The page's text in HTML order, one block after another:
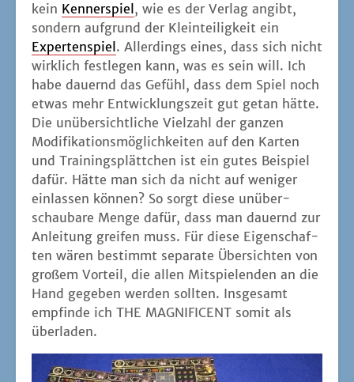
kein Ken­ner­spiel , wie es der Ver­lag angibt,
son­dern auf­grund der Klein­tei­lig­keit ein
Exper­ten­spiel . Aller­dings eines, dass sich nicht
wirk­lich fest­le­gen kann, was es sein will. Ich
habe dau­ernd das Gefühl, dass dem Spiel noch
etwas mehr Ent­wick­lungs­zeit gut getan hät­te.
Die unüber­sicht­li­che Viel­zahl der gan­zen
Modi­fi­ka­ti­ons­mög­lich­kei­ten auf den Kar­ten
und Trai­nings­plätt­chen ist ein gutes Bei­spiel
dafür. Hät­te man sich da nicht auf weni­ger
ein­las­sen kön­nen? So sorgt die­se unüber­
schau­ba­re Men­ge dafür, dass man dau­ernd zur
Anlei­tung grei­fen muss. Für die­se Eigen­schaf­
ten wären bestimmt sepa­ra­te Über­sich­ten von
gro­ßem Vor­teil, die allen Mit­spie­len­den an die
Hand gege­ben wer­den soll­ten. Ins­ge­samt
emp­fin­de ich THE MAGNIFICENT somit als
überladen.